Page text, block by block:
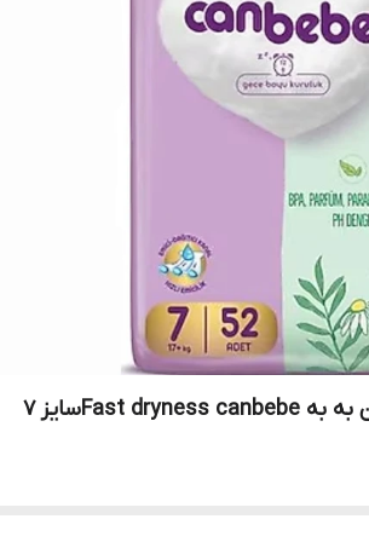
پوشک چسبی جان به به Fast dryness canbebeسایز 7